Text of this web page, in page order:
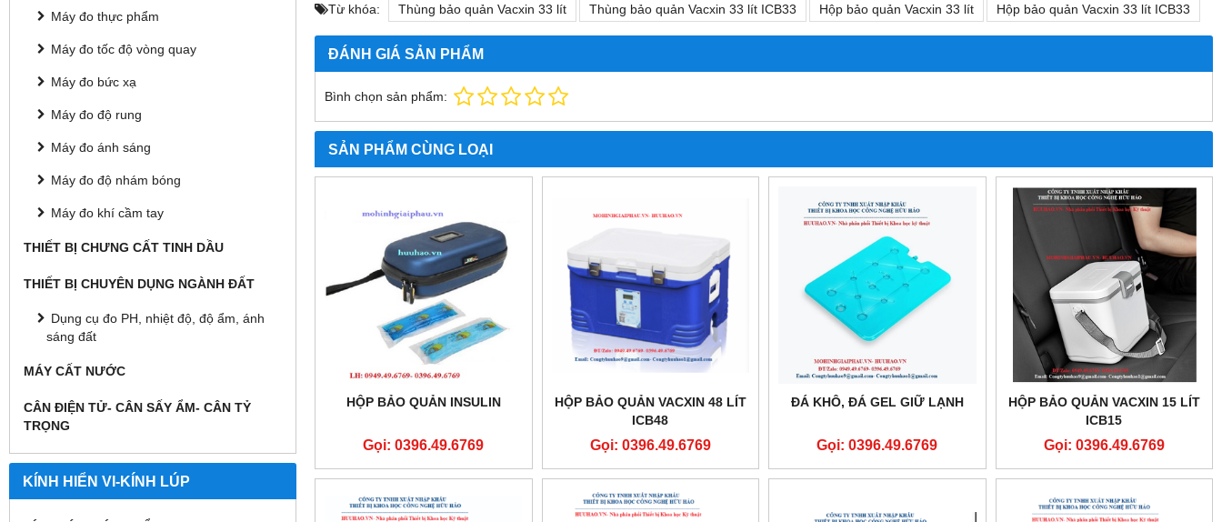
Máy đo thực phẩm
Máy đo tốc độ vòng quay
Máy đo bức xạ
Máy đo độ rung
Máy đo ánh sáng
Máy đo độ nhám bóng
Máy đo khí cầm tay
THIẾT BỊ CHƯNG CẤT TINH DẦU
THIẾT BỊ CHUYÊN DỤNG NGÀNH ĐẤT
Dụng cụ đo PH, nhiệt độ, độ ẩm, ánh
sáng đất
MÁY CẤT NƯỚC
CÂN ĐIỆN TỬ- CÂN SẤY ẨM- CÂN TỶ
TRỌNG
KÍNH HIỂN VI-KÍNH LÚP
Từ khóa: Thùng bảo quản Vacxin 33 lít Thùng bảo quản Vacxin 33 lít ICB33 Hộp bảo quản Vacxin 33 lít Hộp bảo quản Vacxin 33 lít ICB33
ĐÁNH GIÁ SẢN PHẨM
Bình chọn sản phẩm:
SẢN PHẨM CÙNG LOẠI
HỘP BẢO QUẢN INSULIN
Gọi: 0396.49.6769
HỘP BẢO QUẢN VACXIN 48 LÍT
ICB48
Gọi: 0396.49.6769
ĐÁ KHÔ, ĐÁ GEL GIỮ LẠNH
Gọi: 0396.49.6769
HỘP BẢO QUẢN VACXIN 15 LÍT
ICB15
Gọi: 0396.49.6769